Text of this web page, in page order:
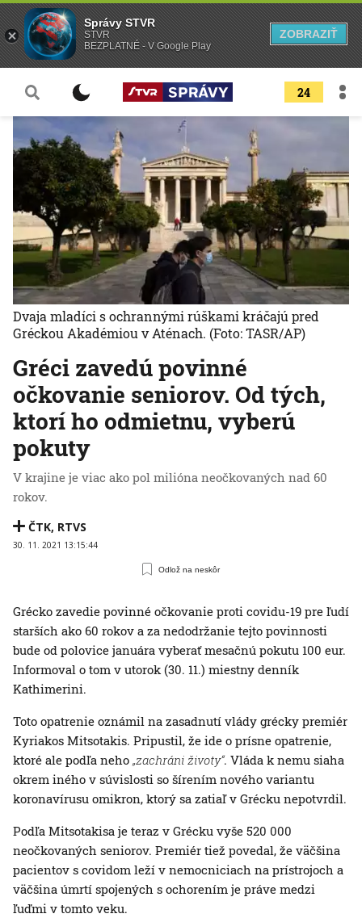
24
Gréci zavedú povinné
očkovanie seniorov. Od tých,
ktorí ho odmietnu, vyberú
pokuty
V krajine je viac ako pol milióna neočkovaných nad 60
rokov.
ČTK, RTVS
30. 11. 2021 13:15:44
Odlož na neskôr
Dvaja mladíci s ochrannými rúškami kráčajú pred
Gréckou Akadémiou v Aténach. (Foto: TASR/AP)
Grécko zavedie povinné očkovanie proti covidu-19 pre ľudí
starších ako 60 rokov a za nedodržanie tejto povinnosti
bude od polovice januára vyberať mesačnú pokutu 100 eur.
Informoval o tom v utorok (30. 11.) miestny denník
Kathimerini.
Toto opatrenie oznámil na zasadnutí vlády grécky premiér
Kyriakos Mitsotakis. Pripustil, že ide o prísne opatrenie,
ktoré ale podľa neho „zachráni životy“. Vláda k nemu siaha
okrem iného v súvislosti so šírením nového variantu
koronavírusu omikron, ktorý sa zatiaľ v Grécku nepotvrdil.
Podľa Mitsotakisa je teraz v Grécku vyše 520 000
neočkovaných seniorov. Premiér tiež povedal, že väčšina
pacientov s covidom leží v nemocniciach na prístrojoch a
väčšina úmrtí spojených s ochorením je práve medzi
ľuďmi v tomto veku.
Správy STVR
STVR
BEZPLATNÉ - V Google Play
ZOBRAZIŤ